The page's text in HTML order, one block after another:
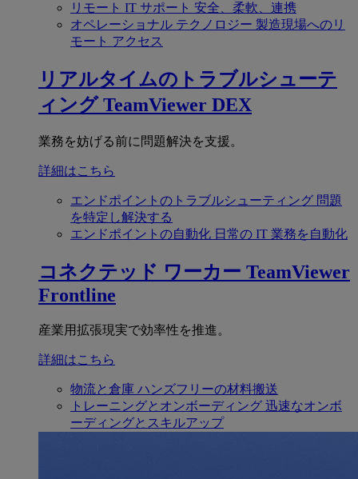
リモート IT サポート 安全、柔軟、連携
オペレーショナル テクノロジー 製造現場へのリ
モート アクセス
リアルタイムのトラブルシューテ
ィング TeamViewer DEX
業務を妨げる前に問題解決を支援。
詳細はこちら
エンドポイントのトラブルシューティング 問題
を特定し解決する
エンドポイントの自動化 日常の IT 業務を自動化
コネクテッド ワーカー TeamViewer
Frontline
産業用拡張現実で効率性を推進。
詳細はこちら
物流と倉庫 ハンズフリーの材料搬送
トレーニングとオンボーディング 迅速なオンボ
ーディングとスキルアップ